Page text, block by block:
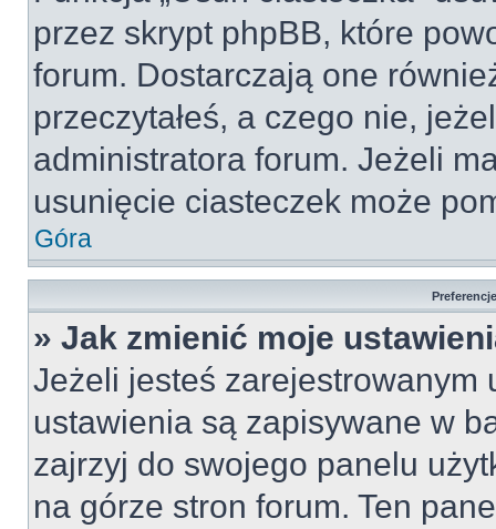
przez skrypt phpBB, które
forum. Dostarczają one
przeczytałeś, a czego nie,
administratora forum. Jeżeli
usunięcie ciasteczek może
Góra
» Jak zmienić moje
Jeżeli jesteś zarejestrowanym
ustawienia są zapisywane w
zajrzyj do swojego panelu
na górze stron forum. Ten